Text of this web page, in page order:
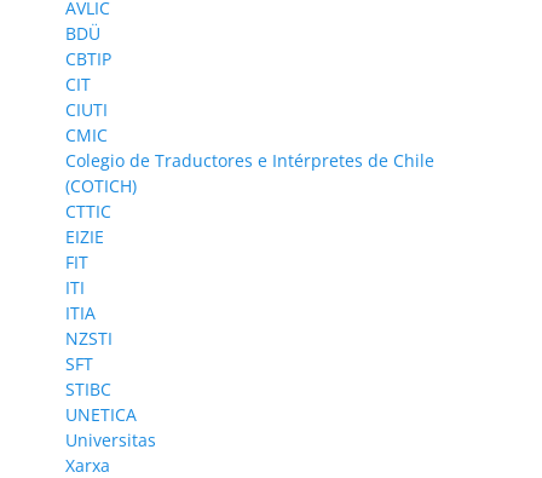
AVLIC
BDÜ
CBTIP
CIT
CIUTI
CMIC
Colegio de Traductores e Intérpretes de Chile
(COTICH)
CTTIC
EIZIE
FIT
ITI
ITIA
NZSTI
SFT
STIBC
UNETICA
Universitas
Xarxa